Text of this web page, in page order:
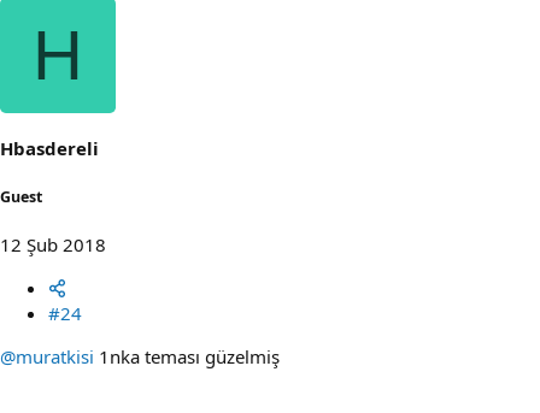
H
Hbasdereli
Guest
12 Şub 2018
#24
@muratkisi 1nka teması güzelmiş